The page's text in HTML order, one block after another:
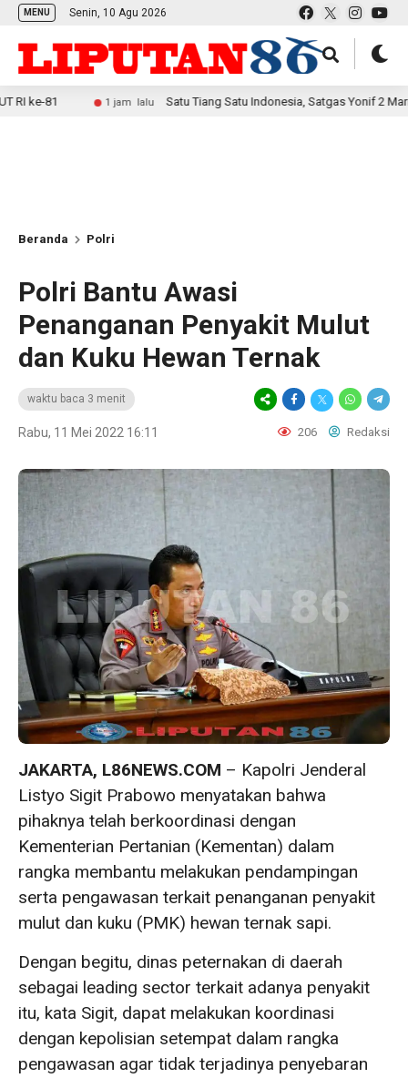
MENU Senin, 10 Agu 2026
1 jam lalu Satu Tiang Satu Indonesia, Satgas Yonif 2 Marinir
Beranda Polri
Polri Bantu Awasi
Penanganan Penyakit Mulut
dan Kuku Hewan Ternak
waktu baca 3 menit
Rabu, 11 Mei 2022 16:11 206 Redaksi
JAKARTA, L86NEWS.COM – Kapolri Jenderal
Listyo Sigit Prabowo menyatakan bahwa
pihaknya telah berkoordinasi dengan
Kementerian Pertanian (Kementan) dalam
rangka membantu melakukan pendampingan
serta pengawasan terkait penanganan penyakit
mulut dan kuku (PMK) hewan ternak sapi.
Dengan begitu, dinas peternakan di daerah
sebagai leading sector terkait adanya penyakit
itu, kata Sigit, dapat melakukan koordinasi
dengan kepolisian setempat dalam rangka
pengawasan agar tidak terjadinya penyebaran